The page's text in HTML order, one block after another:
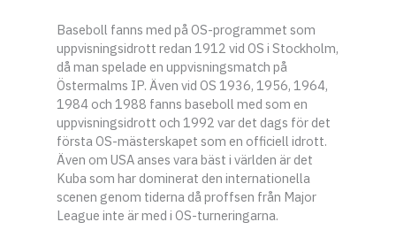
Baseboll fanns med på OS-programmet som
uppvisningsidrott redan 1912 vid OS i Stockholm,
då man spelade en uppvisningsmatch på
Östermalms IP. Även vid OS 1936, 1956, 1964,
1984 och 1988 fanns baseboll med som en
uppvisningsidrott och 1992 var det dags för det
första OS-mästerskapet som en officiell idrott.
Även om USA anses vara bäst i världen är det
Kuba som har dominerat den internationella
scenen genom tiderna då proffsen från Major
League inte är med i OS-turneringarna.